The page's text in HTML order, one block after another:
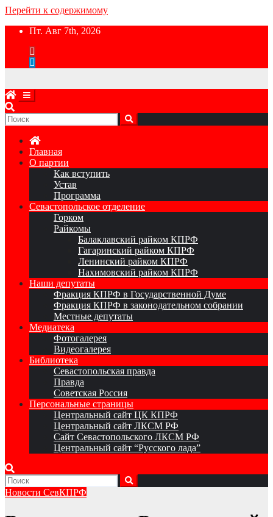
Перейти к содержимому
Пт. Авг 7th, 2026
Главная
О партии
Как вступить
Устав
Программа
Севастопольское отделение
Горком
Райкомы
Балаклавский райком КПРФ
Гагаринский райком КПРФ
Ленинский райком КПРФ
Нахимовский райком КПРФ
Наши депутаты
Фракция КПРФ в Государственной Думе
Фракция КПРФ в законодательном собрании
Местные депутаты
Медиатека
Фотогалерея
Видеогалерея
Библиотека
Севастопольская правда
Правда
Советская Россия
Персональные страницы
Центральный сайт ЦК КПРФ
Центральный сайт ЛКСМ РФ
Сайт Севастопольского ЛКСМ РФ
Центральный сайт “Русского лада”
Новости СевКПРФ